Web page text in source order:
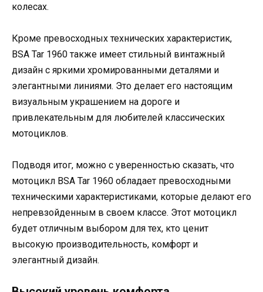
колесах.
Кроме превосходных технических характеристик,
BSA Tar 1960 также имеет стильный винтажный
дизайн с яркими хромированными деталями и
элегантными линиями. Это делает его настоящим
визуальным украшением на дороге и
привлекательным для любителей классических
мотоциклов.
Подводя итог, можно с уверенностью сказать, что
мотоцикл BSA Tar 1960 обладает превосходными
техническими характеристиками, которые делают его
непревзойденным в своем классе. Этот мотоцикл
будет отличным выбором для тех, кто ценит
высокую производительность, комфорт и
элегантный дизайн.